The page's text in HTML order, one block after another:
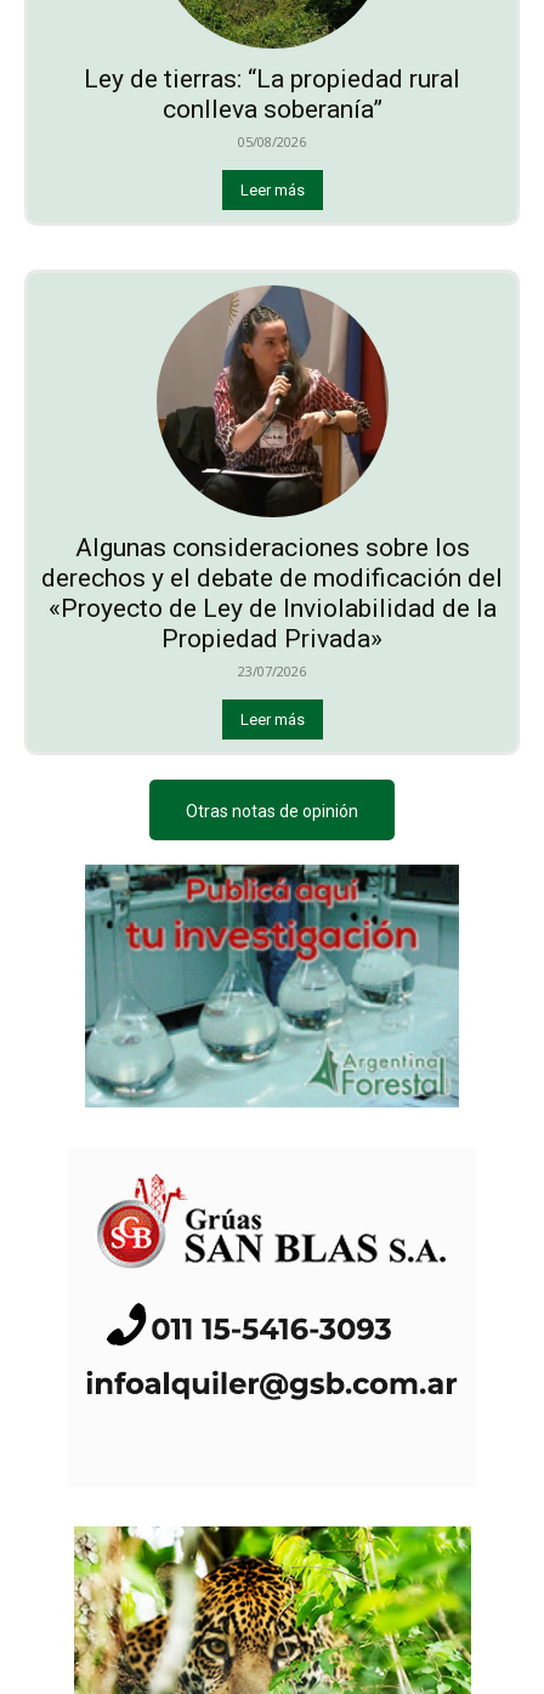
Ley de tierras: “La propiedad rural
conlleva soberanía”
05/08/2026
Leer más
Algunas consideraciones sobre los
derechos y el debate de modificación del
«Proyecto de Ley de Inviolabilidad de la
Propiedad Privada»
23/07/2026
Leer más
Otras notas de opinión